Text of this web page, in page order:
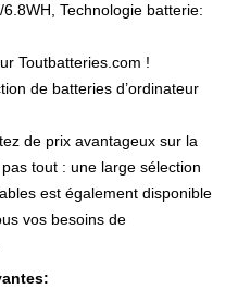
Technologie batterie:
Toutbatteries.com !
de batteries d’ordinateur
de prix avantageux sur la
tout : une large sélection
est également disponible
vos besoins de